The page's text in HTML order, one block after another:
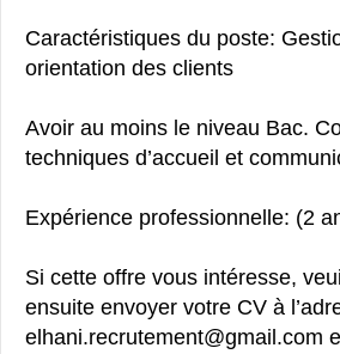
Caractéristiques du poste:
orientation des clients
Avoir au moins le niveau Bac.
techniques d’accueil et
Expérience professionnelle: (2
Si cette offre vous intéresse,
ensuite envoyer votre CV à
elhani.recrutement@gmail.com